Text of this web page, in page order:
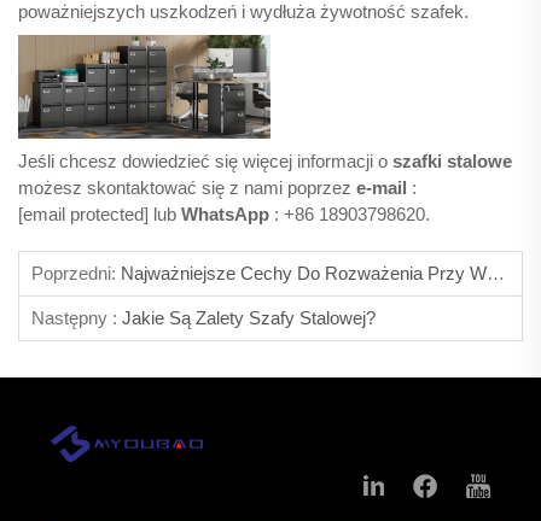
poważniejszych uszkodzeń i wydłuża żywotność szafek.
Jeśli chcesz dowiedzieć się więcej informacji o szafki stalowe
możesz skontaktować się z nami poprzez e-mail :
[email protected] lub WhatsApp : +86 18903798620.
Poprzedni: Najważniejsze Cechy Do Rozważenia Przy Wyborze Wysokiej Klasy Szafki Metalowej
Następny : Jakie Są Zalety Szafy Stalowej?